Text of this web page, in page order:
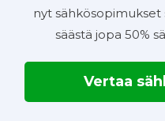
nyt sähkösopimukset
säästä jopa 50%
Vertaa